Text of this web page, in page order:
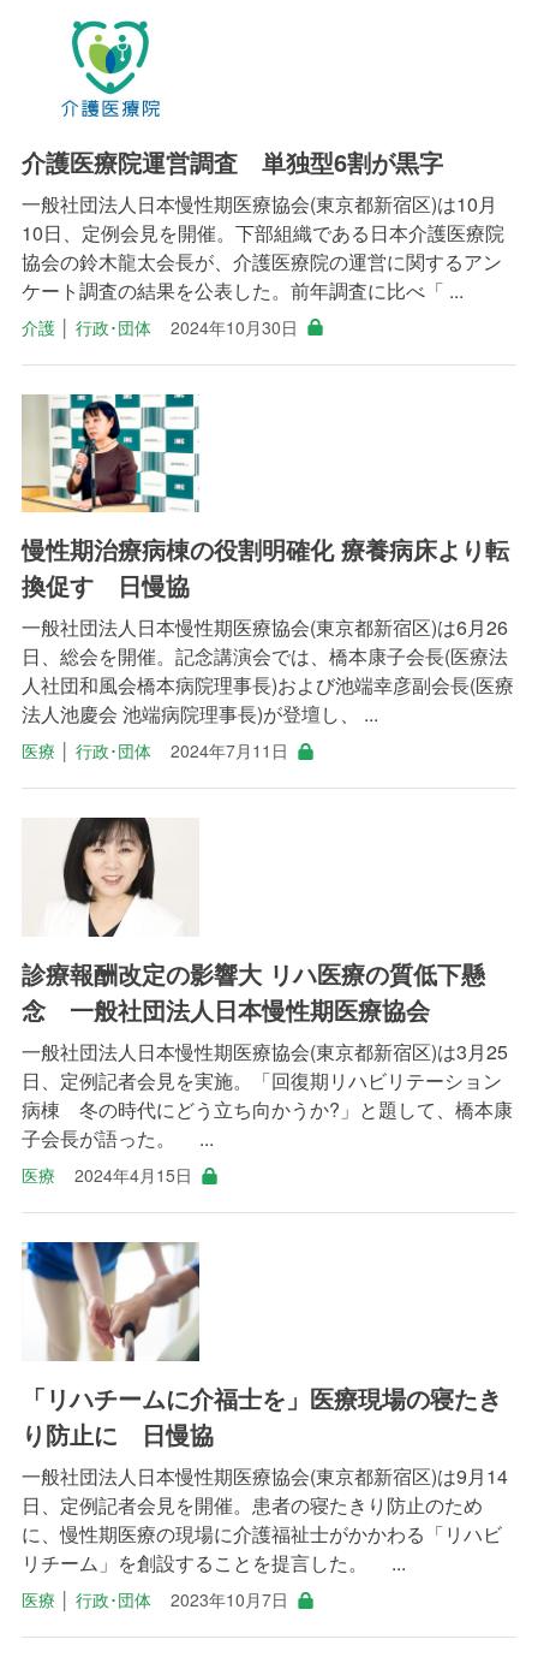
介護医療院運営調査 単独型6割が黒字
一般社団法人日本慢性期医療協会(東京都新宿区)は10月
10日、定例会見を開催。下部組織である日本介護医療院
協会の鈴木龍太会長が、介護医療院の運営に関するアン
ケート調査の結果を公表した。前年調査に比べ「 ...
介護│ 行政･団体 2024年10月30日
慢性期治療病棟の役割明確化 療養病床より転
換促す 日慢協
一般社団法人日本慢性期医療協会(東京都新宿区)は6月26
日、総会を開催。記念講演会では、橋本康子会長(医療法
人社団和風会橋本病院理事長)および池端幸彦副会長(医療
法人池慶会 池端病院理事長)が登壇し、 ...
医療 行政･団体 2024年7月11日
診療報酬改定の影響大 リハ医療の質低下懸
念 一般社団法人日本慢性期医療協会
一般社団法人日本慢性期医療協会(東京都新宿区)は3月25
日、定例記者会見を実施。「回復期リハビリテーション
病棟 冬の時代にどう立ち向かうか?」と題して、橋本康
子会長が語った。 ...
医療 2024年4月15日
「リハチームに介福士を」医療現場の寝たき
り防止に 日慢協
一般社団法人日本慢性期医療協会(東京都新宿区)は9月14
日、定例記者会見を開催。患者の寝たきり防止のため
に、慢性期医療の現場に介護福祉士がかかわる「リハビ
リチーム」を創設することを提言した。 ...
医療 行政･団体 2023年10月7日